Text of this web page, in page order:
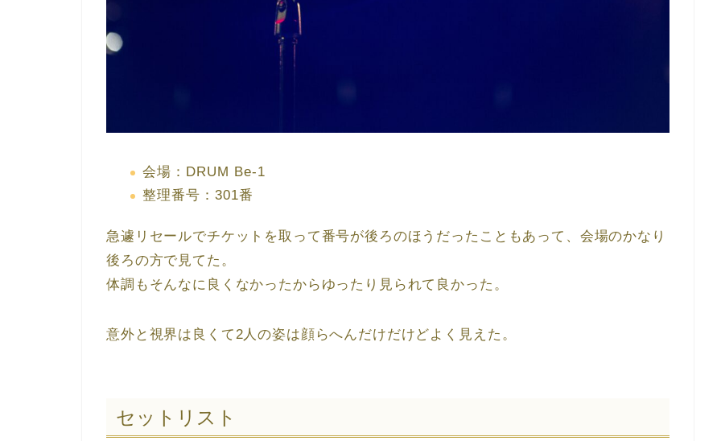
会場：DRUM Be-1
整理番号：301番
急遽リセールでチケットを取って番号が後ろのほうだったこともあって、会場のかなり
後ろの方で見てた。
体調もそんなに良くなかったからゆったり見られて良かった。
意外と視界は良くて2人の姿は顔らへんだけだけどよく見えた。
セットリスト